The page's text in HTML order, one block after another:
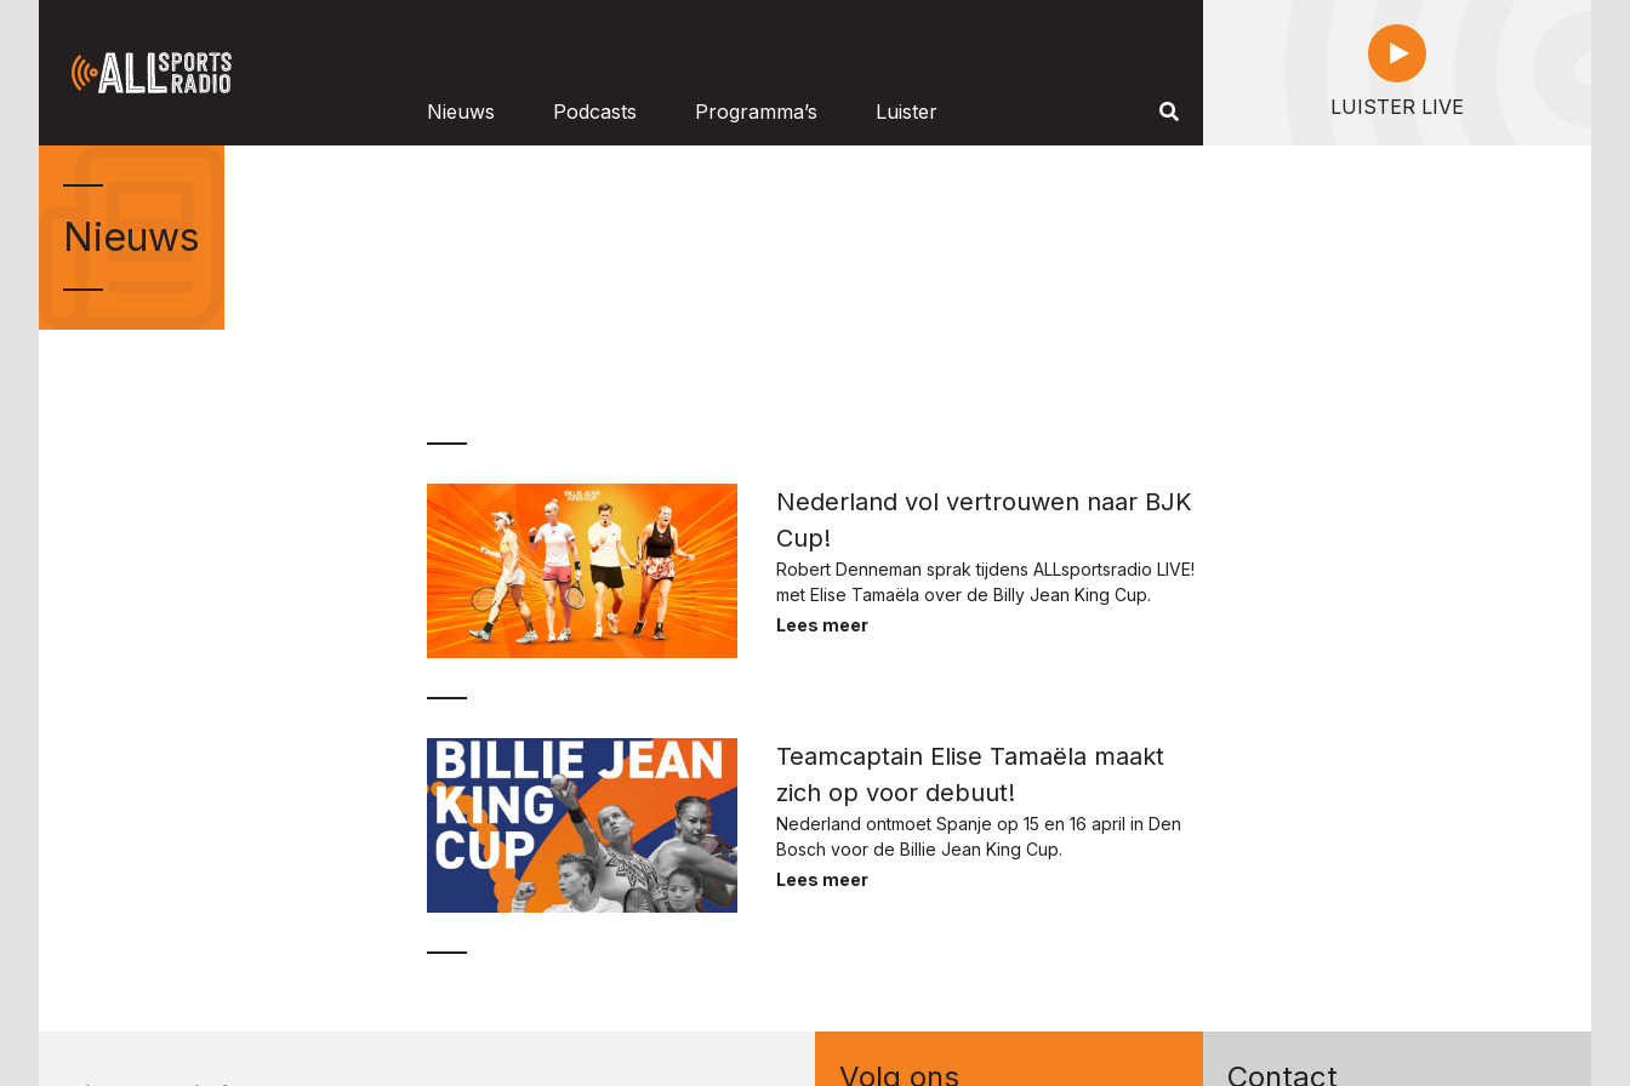
Nieuws Podcasts Programma’s Luister LUISTER LIVE
Nieuws
Nederland vol vertrouwen naar BJK
Cup!
Robert Denneman sprak tijdens ALLsportsradio LIVE!
met Elise Tamaëla over de Billy Jean King Cup.
Lees meer
Teamcaptain Elise Tamaëla maakt
zich op voor debuut!
Nederland ontmoet Spanje op 15 en 16 april in Den
Bosch voor de Billie Jean King Cup.
Lees meer
Volg ons Contact